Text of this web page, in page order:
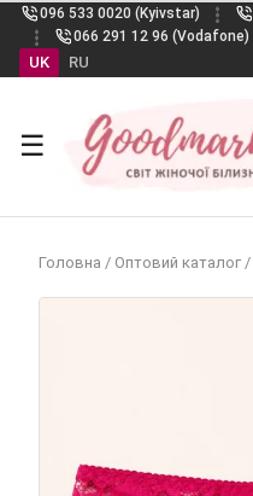
096 533 0020 (Kyivstar)
066 291 12 96 (Vodafone)
UK RU
☰
Головна / Оптовий каталог /